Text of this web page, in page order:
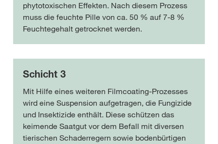
phytotoxischen Effekten. Nach diesem Prozess
muss die feuchte Pille von ca. 50 % auf 7-8 %
Feuchtegehalt getrocknet werden.
Schicht 3
Mit Hilfe eines weiteren Filmcoating-Prozesses
wird eine Suspension aufgetragen, die Fungizide
und Insektizide enthält. Diese schützen das
keimende Saatgut vor dem Befall mit diversen
tierischen Schaderregern sowie bodenbürtigen